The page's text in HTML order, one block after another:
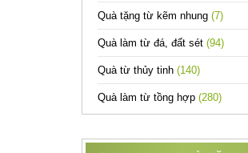
Quà tặng từ kẽm nhung (7)
Quà làm từ đá, đất sét (94)
Quà từ thủy tinh (140)
Quà làm từ tồng hợp (280)